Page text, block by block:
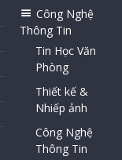
Công Nghệ
Thông Tin
Tin Học Văn
Phòng
Thiết kế &
Nhiếp ảnh
Công Nghệ
Thông Tin